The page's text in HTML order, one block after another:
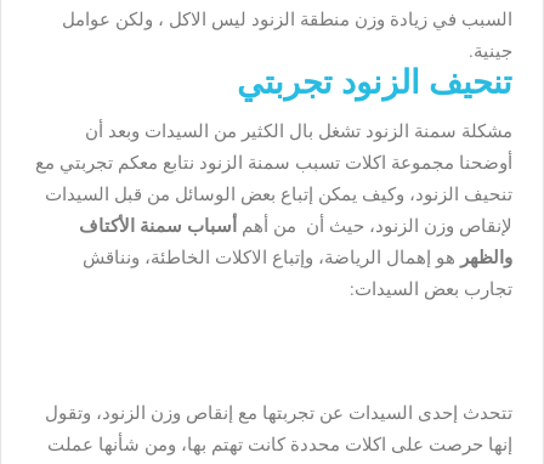
السبب في زيادة وزن منطقة الزنود ليس الاكل ، ولكن عوامل
جينية.
تنحيف الزنود تجربتي
مشكلة سمنة الزنود تشغل بال الكثير من السيدات وبعد أن
أوضحنا مجموعة اكلات تسبب سمنة الزنود نتابع معكم تجربتي مع
تنحيف الزنود، وكيف يمكن إتباع بعض الوسائل من قبل السيدات
لإنقاص وزن الزنود، حيث أن من أهم أسباب سمنة الأكتاف
والظهر هو إهمال الرياضة، وإتباع الاكلات الخاطئة، ونناقش
تجارب بعض السيدات:
تتحدث إحدى السيدات عن تجربتها مع إنقاص وزن الزنود، وتقول
إنها حرصت على اكلات محددة كانت تهتم بها، ومن شأنها عملت